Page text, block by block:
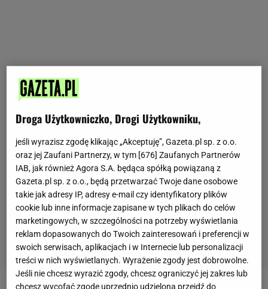
Droga Użytkowniczko, Drogi Użytkowniku,
jeśli wyrazisz zgodę klikając „Akceptuję”, Gazeta.pl sp. z o.o.
oraz jej Zaufani Partnerzy, w tym [676] Zaufanych Partnerów
IAB, jak również Agora S.A. będąca spółką powiązaną z
Gazeta.pl sp. z o.o., będą przetwarzać Twoje dane osobowe
takie jak adresy IP, adresy e-mail czy identyfikatory plików
cookie lub inne informacje zapisane w tych plikach do celów
marketingowych, w szczególności na potrzeby wyświetlania
reklam dopasowanych do Twoich zainteresowań i preferencji w
swoich serwisach, aplikacjach i w Internecie lub personalizacji
treści w nich wyświetlanych. Wyrażenie zgody jest dobrowolne.
Jeśli nie chcesz wyrazić zgody, chcesz ograniczyć jej zakres lub
chcesz wycofać zgodę uprzednio udzieloną przejdź do